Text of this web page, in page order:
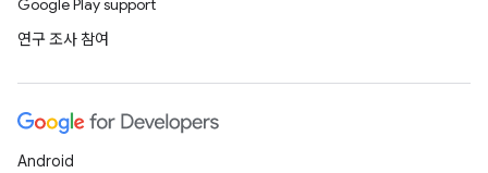
Google Play support
연구 조사 참여
Android